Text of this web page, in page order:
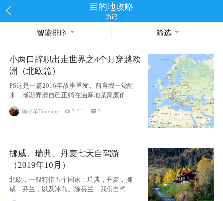
目的地攻略
游记
智能排序 筛选
小两口辞职出走世界之4个月穿越欧
洲（北欧篇）
PS这是一篇2016年故事重发。前言我一觉醒
来，渐渐弄清自己正躺在油麻地某家廉价宾
馆
陈小羊Timeline 7.2千 7
挪威、瑞典、丹麦七天自驾游
（2019年10月）
北欧，一般特指五个国家：瑞典，丹麦，挪
威，芬兰，以及冰岛。除芬兰，我们自驾游